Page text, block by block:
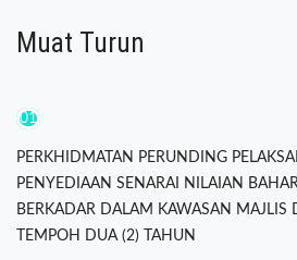
Muat Turun
01
PERKHIDMATAN PERUNDING
PENYEDIAAN SENARAI NILAIAN
BERKADAR DALAM KAWASAN MAJLIS
TEMPOH DUA (2) TAHUN